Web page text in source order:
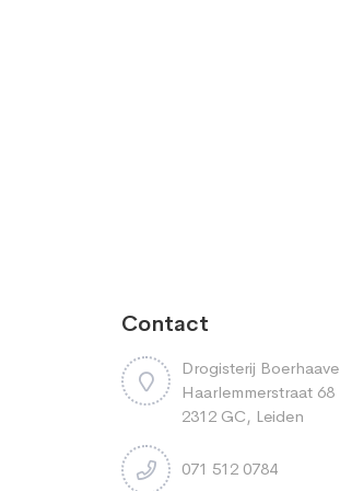
Contact
Drogisterij Boerhaave
Haarlemmerstraat 68
2312 GC, Leiden
071 512 0784